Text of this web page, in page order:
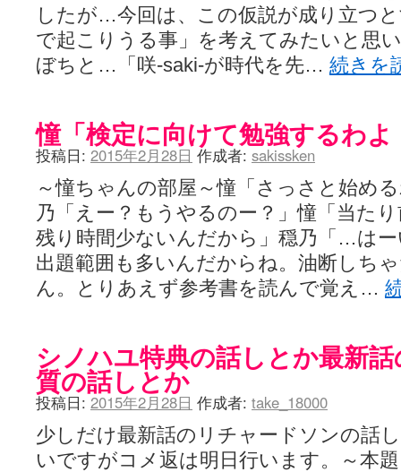
したが…今回は、この仮説が成り立つ
で起こりうる事」を考えてみたいと思
ぼちと…「咲-saki-が時代を先… 続きを
憧「検定に向けて勉強するわよ
投稿日: 2015年2月28日 作成者: sakissken
～憧ちゃんの部屋～憧「さっさと始め
乃「えー？もうやるのー？」憧「当た
残り時間少ないんだから」穏乃「…は
出題範囲も多いんだからね。油断しち
ん。とりあえず参考書を読んで覚え…
シノハユ特典の話しとか最新
質の話しとか
投稿日: 2015年2月28日 作成者: take_18000
少しだけ最新話のリチャードソンの話
いですがコメ返は明日行います。～本